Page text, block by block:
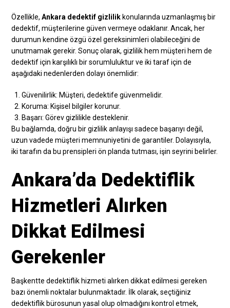
Özellikle,Ankara dedektif gizlilik konularında uzmanlaşmış bir
dedektif, müşterilerine güven vermeye odaklanır. Ancak, her
durumun kendine özgü özel gereksinimleri olabileceğini de
unutmamak gerekir. Sonuç olarak, gizlilik hem müşteri hem de
dedektif için karşılıklı bir sorumluluktur ve iki taraf için de
aşağıdaki nedenlerden dolayı önemlidir:
Güvenilirlik: Müşteri, dedektife güvenmelidir.
Koruma: Kişisel bilgiler korunur.
Başarı: Görev gizlilikle desteklenir.
Bu bağlamda, doğru bir gizlilik anlayışı sadece başarıyı değil,
uzun vadede müşteri memnuniyetini de garantiler. Dolayısıyla,
iki tarafın da bu prensipleri ön planda tutması, işin seyrini belirler.
Ankara’da Dedektiflik
Hizmetleri Alırken
Dikkat Edilmesi
Gerekenler
Başkentte dedektiflik hizmeti alırken dikkat edilmesi gereken
bazı önemli noktalar bulunmaktadır. İlk olarak, seçtiğiniz
dedektiflik bürosunun yasal olup olmadığını kontrol etmek,